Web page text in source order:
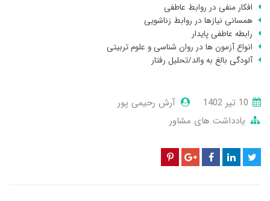
افکار منفی در روابط عاطفی
همسانی نیازها در روابط زناشویی
رابطه عاطفی پایدار
انواع آزمون ها در روان شناسی و علوم تربیتی
آلودگی بالغ به والد/تحلیل رفتار
آرش رحیمی پور
یادداشت های مشاور